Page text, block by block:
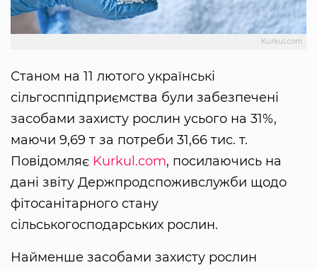
Kurkul.com
Станом на 11 лютого українські
сільгосппідприємства були забезпечені
засобами захисту рослин усього на 31%,
маючи 9,69 т за потреби 31,66 тис. т.
Повідомляє Kurkul.com, посилаючись на
дані звіту Держпродспоживслужби щодо
фітосанітарного стану
сільськогосподарських рослин.
Найменше засобами захисту рослин